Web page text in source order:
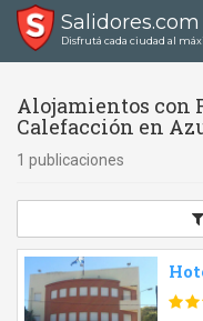
Salidores.com
Disfrutá cada ciudad al
Alojamientos con
Calefacción en
1 publicaciones